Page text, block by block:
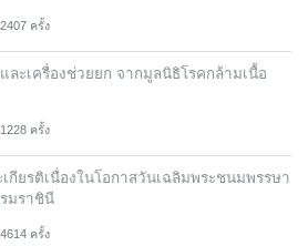
ครั้ง
ะเครื่องช่วยยก จากมูลนิธิโรคกล้ามเนื้อ
ครั้ง
กียรติเนื่องในโอกาสวันเฉลิมพระชนมพรรษา
มราชินี
ครั้ง